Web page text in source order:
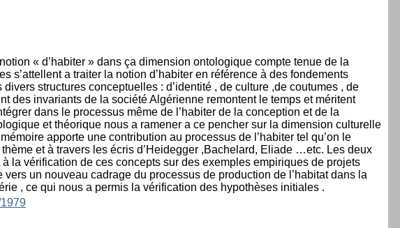
« d’habiter » dans ça dimension ontologique compte tenue de la
s’attellent a traiter la notion d’habiter en référence à des fondements
structures conceptuelles : d’identité , de culture ,de coutumes , de
des invariants de la société Algérienne remontent le temps et méritent
dans le processus même de l’habiter de la conception et de la
et théorique nous a ramener a ce pencher sur la dimension culturelle
apporte une contribution au processus de l’habiter tel qu’on le
et à travers les écris d’Heidegger ,Bachelard, Eliade …etc. Les deux
la vérification de ces concepts sur des exemples empiriques de projets
un nouveau cadrage du processus de production de l’habitat dans la
, ce qui nous a permis la vérification des hypothèses initiales .